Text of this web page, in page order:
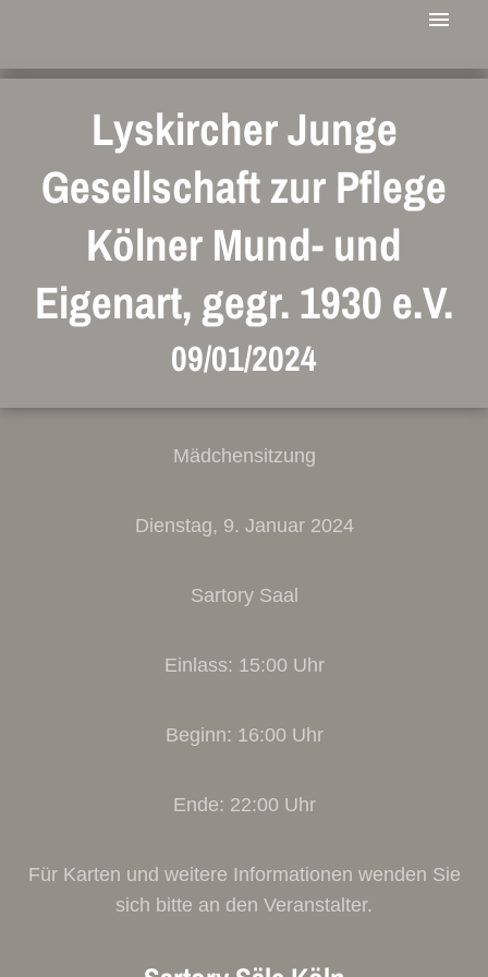
Lyskircher Junge
Gesellschaft zur Pflege
Kölner Mund- und
Eigenart, gegr. 1930 e.V.
09/01/2024
Mädchensitzung
Dienstag, 9. Januar 2024
Sartory Saal
Einlass: 15:00 Uhr
Beginn: 16:00 Uhr
Ende: 22:00 Uhr
Für Karten und weitere Informationen wenden Sie
sich bitte an den Veranstalter.